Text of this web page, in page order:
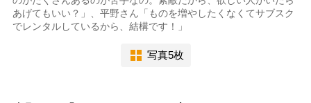
あげてもいい？」、平野さん「ものを増やしたくなくてサブスク
でレンタルしているから、結構です！」
写真5枚